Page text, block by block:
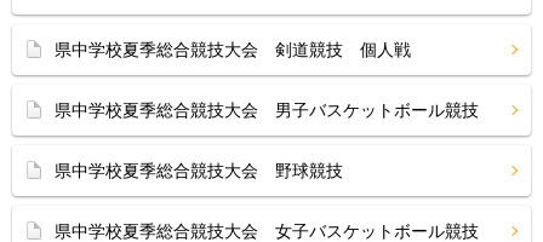
県中学校夏季総合競技大会 剣道競技 個人戦
県中学校夏季総合競技大会 男子バスケットボール競技
県中学校夏季総合競技大会 野球競技
県中学校夏季総合競技大会 女子バスケットボール競技